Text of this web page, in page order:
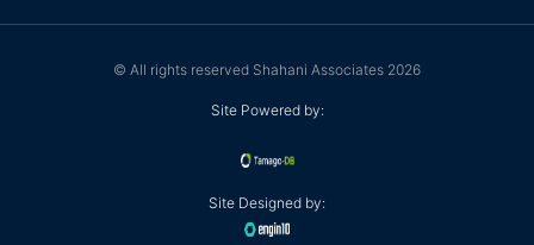
© All rights reserved Shahani Associates 2026
Site Powered by:
Site Designed by: